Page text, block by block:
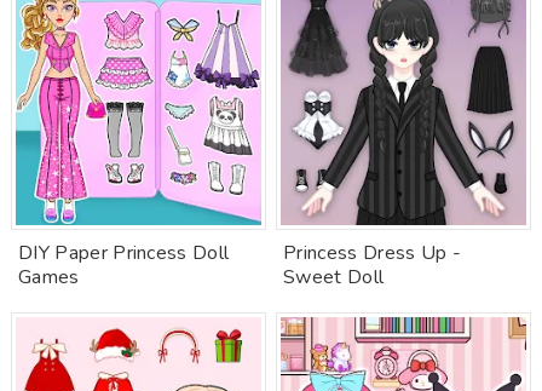
DIY Paper Princess Doll
Games
Princess Dress Up -
Sweet Doll